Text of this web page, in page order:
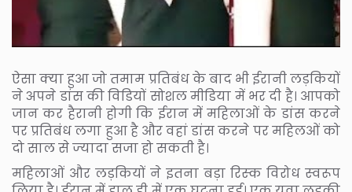
ऐसा क्‍या हुआ जो तमाम प्रतिबंध के बाद भी ईरानी लड़कियों
ने अपने डांस की विडियों सोशल मीडिया में भर दी है। आपको
जान कर हैरानी होगी कि ईरान में महिलाओं के डांस करने
पर प्रतिबंध लगा हुआ है और वहां डांस करने पर महिलओं को
दो साल से ज्‍यादा सजा हो सकती है।
महिलाओं और लड़कियों ने इतना बड़ा रिस्‍क विरोध स्‍वरूप